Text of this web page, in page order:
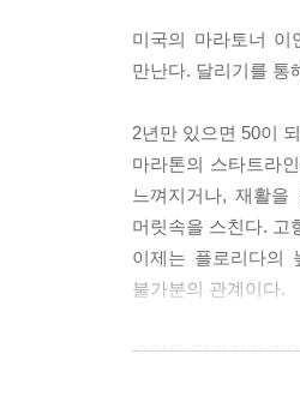
나는 아이와 개는 삶
러나 아이들이 힘겹
온몸을 맡기는 환희
울려 퍼지는 환희를
지는 것을 느끼던 바
---「환희는 삶의 메
그럼에도 내가 쫓겨
미국의 마라토너
만난다. 달리기를 통
2년만 있으면 50이
마라톤의 스타트라
느껴지거나, 재활
머릿속을 스친다. 고
이제는 플로리다의
불가분의 관계이다.
수많은 달리기의 기